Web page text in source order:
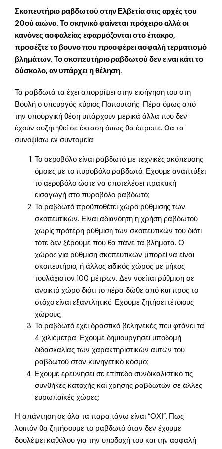
Σκοπευτήριο ραβδωτού στην Ελβετία στις αρχές του
20ού αιώνα. Το σκηνικό φαίνεται πρόχειρο αλλά οι
κανόνες ασφαλείας εφαρμόζονται στο έπακρο,
προσέξτε το βουνο που προσφέρει ασφαλή τερματισμό
βλημάτων. Το σκοπευτήριο ραβδωτού δεν είναι κάτι το
δύσκολο, αν υπάρχει η θέληση.
Τα ραβδωτά τα έχει απορρίψει στην εισήγηση του στη
Βουλή ο υπουργός κύριος Παπουτσής. Πέρα όμως από
την υπουργική θέση υπάρχουν μερικά άλλα που δεν
έχουν συζητηθεί σε έκταση όπως θα έπρεπε. Θα τα
συνοψίσω εν συντομεία:
Το αεροβόλο είναι ραβδωτό με τεχνικές σκόπευσης
όμοιες με το πυροβόλο ραβδωτό. Εχουμε αναπτύξει
το αεροβόλο ώστε να αποτελέσει πρακτική
εισαγωγή στο πυροβόλο ραβδωτό;
Το ραβδωτό προϋποθέτει χώρο ρύθμισης των
σκοπευτικών. Είναι αδιανόητη η χρήση ραβδωτού
χωρίς πρότερη ρύθμιση των σκοπευτικών του διότι
τότε δεν ξέρουμε που θα πάνε τα βλήματα. Ο
χώρος για ρύθμιση σκοπευτικών μπορεί να είναι
σκοπευτήριο, ή άλλος ειδικός χώρος με μήκος
τουλάχιστον 100 μέτρων. Δεν νοείται ρύθμιση σε
ανοικτό χώρο διότι το πέρα δώθε από και προς το
στόχο είναι εξαντλητικό. Εχουμε ζητήσει τέτοιους
χώρους;
Το ραβδωτό έχει δραστικό βεληνεκές που φτάνει τα
4 χιλιόμετρα. Εχουμε δημιουργήσει υποδομή
διδασκαλίας των χαρακτηριστικών αυτών του
ραβδωτού στον κυνηγετικό κόσμο;
Εχουμε ερευνήσει σε επίπεδο συνδικαλιστικό τις
συνθήκες κατοχής και χρήσης ραβδωτών σε άλλες
ευρωπαϊκές χώρες;
Η απάντηση σε όλα τα παραπάνω είναι “ΟΧΙ”. Πως
λοιπόν θα ζητήσουμε το ραβδωτό όταν δεν έχουμε
δουλέψει καθόλου για την υποδοχή του και την ασφαλή